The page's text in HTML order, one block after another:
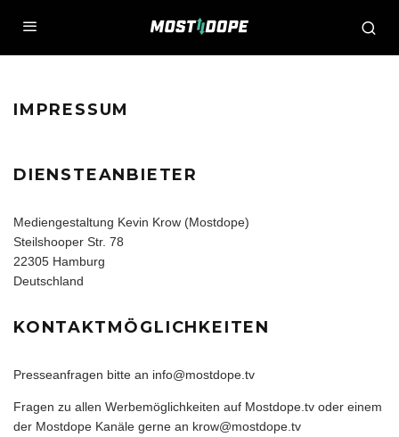
IMPRESSUM
DIENSTEANBIETER
Mediengestaltung Kevin Krow (Mostdope)
Steilshooper Str. 78
22305 Hamburg
Deutschland
KONTAKTMÖGLICHKEITEN
Presseanfragen bitte an info@mostdope.tv
Fragen zu allen Werbemöglichkeiten auf Mostdope.tv oder einem
der Mostdope Kanäle gerne an krow@mostdope.tv